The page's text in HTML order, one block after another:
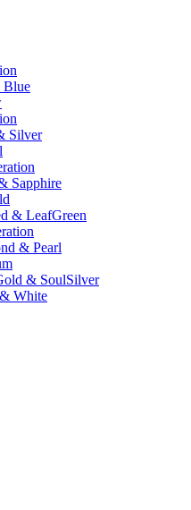
Blue
Silver
Sapphire
& LeafGreen
& Pearl
& SoulSilver
White